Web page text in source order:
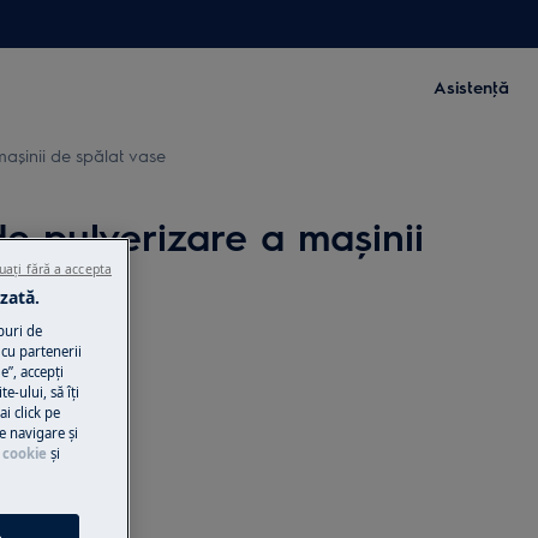
Asistenţă
de spălat vase
pulverizare a mașinii
de
partenerii
accepţi
ului, să îţi
click pe
navigare și
și
fără a accepta